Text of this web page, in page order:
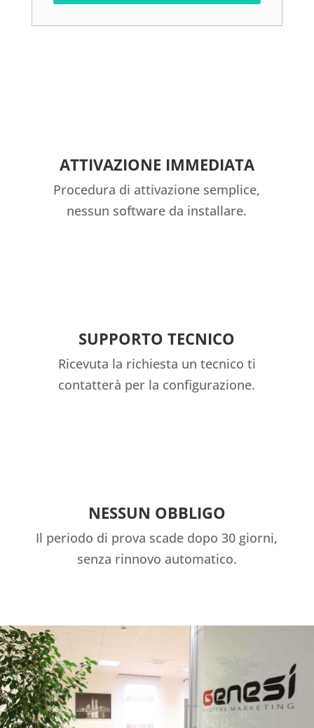
ATTIVAZIONE IMMEDIATA
Procedura di attivazione semplice,
nessun software da installare.
SUPPORTO TECNICO
Ricevuta la richiesta un tecnico ti
contatterà per la configurazione.
NESSUN OBBLIGO
Il periodo di prova scade dopo 30 giorni,
senza rinnovo automatico.